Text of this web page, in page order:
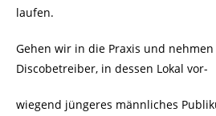
laufen.
Gehen wir in die Praxis und
Discobetreiber, in dessen Lokal vor-
wiegend jüngeres männliches